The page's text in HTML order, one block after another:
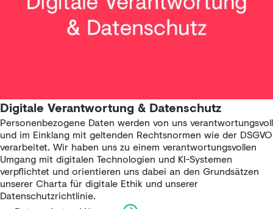
Digitale Verantwortung & Datenschutz
Personenbezogene Daten werden von uns verantwortungsvoll
und im Einklang mit geltenden Rechtsnormen wie der DSGVO
verarbeitet. Wir haben uns zu einem verantwortungsvollen
Umgang mit digitalen Technologien und KI-Systemen
verpflichtet und orientieren uns dabei an den Grundsätzen
unserer Charta für digitale Ethik und unserer
Datenschutzrichtlinie.